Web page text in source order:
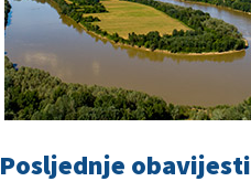
Posljednje obavijesti